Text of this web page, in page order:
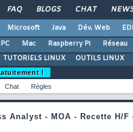
FAQ BLOGS CHAT
Microsoft Java Dév. Web EDI
Mac Raspberry Pi Réseau
TUTORIELS LINUX OUTILS LINUX
!
Chat Règles